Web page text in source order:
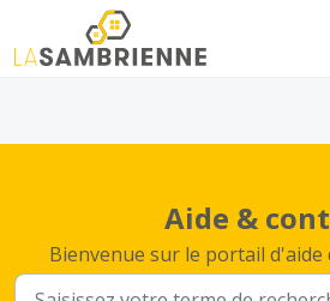
Passer au contenu principal
Aide &
Bienvenue sur le portail d'aide